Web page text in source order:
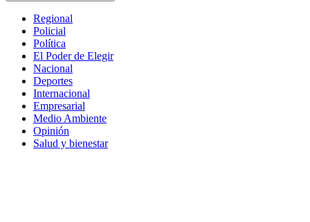
Regional
Policial
Política
El Poder de Elegir
Nacional
Deportes
Internacional
Empresarial
Medio Ambiente
Opinión
Salud y bienestar